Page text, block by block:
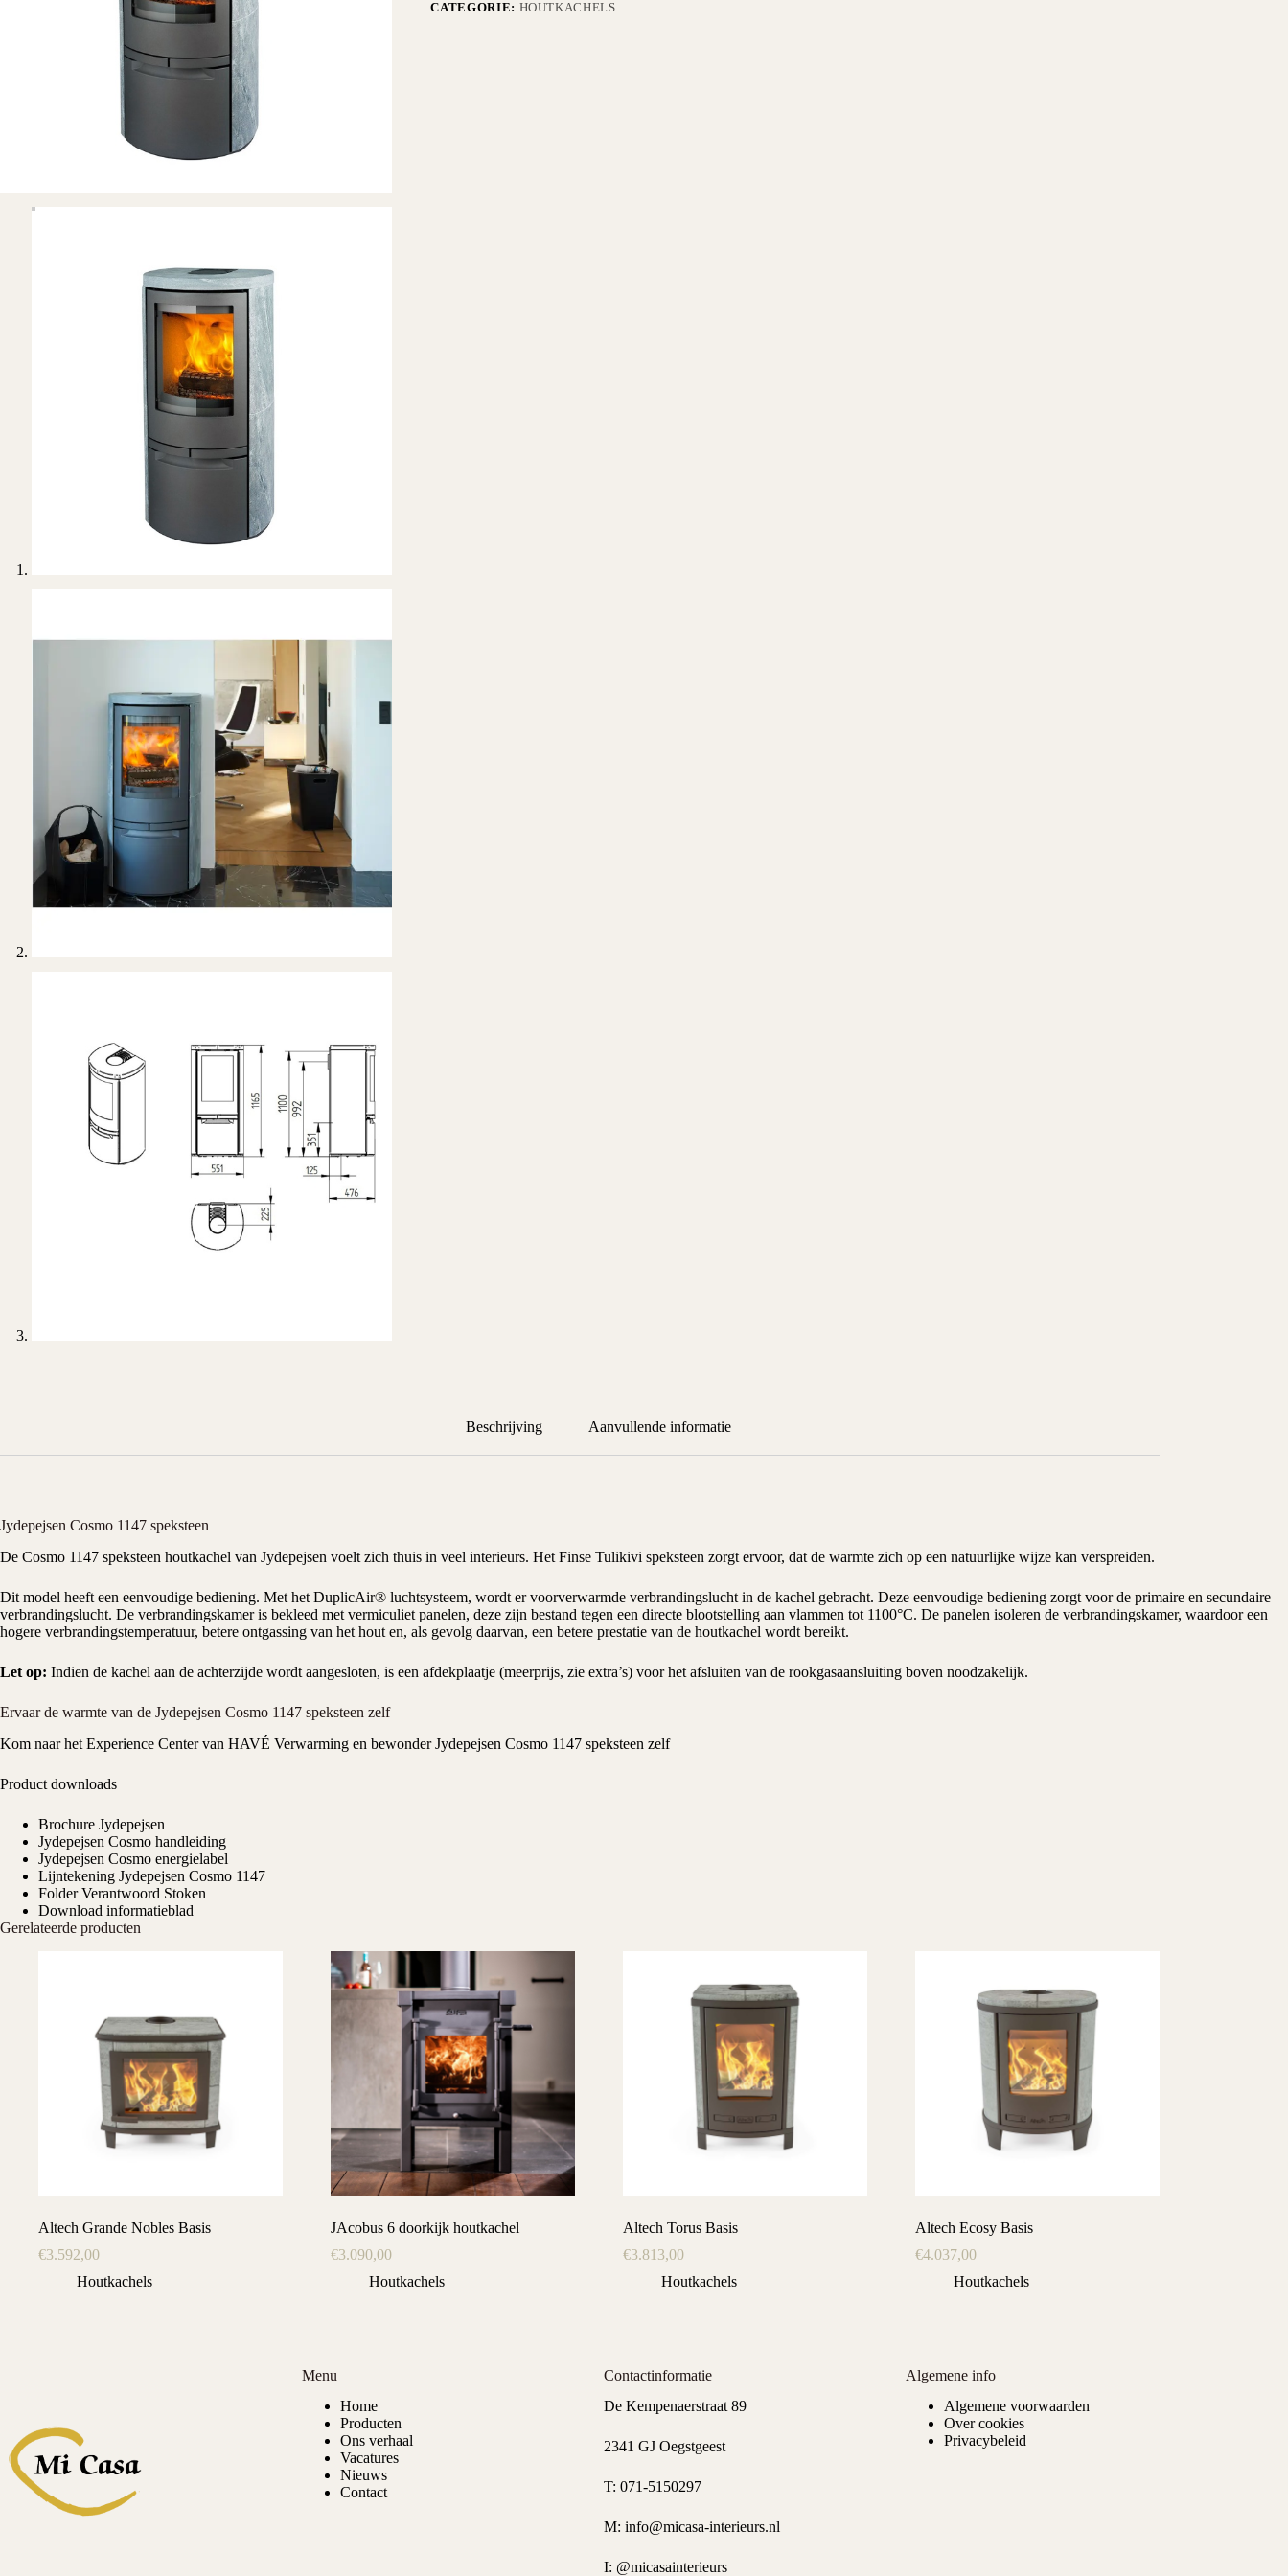
CATEGORIE: HOUTKACHELS
Beschrijving Aanvullende informatie
Jydepejsen Cosmo 1147 speksteen
De Cosmo 1147 speksteen houtkachel van Jydepejsen voelt zich thuis in veel interieurs. Het Finse Tulikivi speksteen zorgt ervoor, dat de warmte zich op een natuurlijke wijze kan verspreiden.
Dit model heeft een eenvoudige bediening. Met het DuplicAir® luchtsysteem, wordt er voorverwarmde verbrandingslucht in de kachel gebracht. Deze eenvoudige bediening zorgt voor de primaire en secundaire
verbrandingslucht. De verbrandingskamer is bekleed met vermiculiet panelen, deze zijn bestand tegen een directe blootstelling aan vlammen tot 1100°C. De panelen isoleren de verbrandingskamer, waardoor een
hogere verbrandingstemperatuur, betere ontgassing van het hout en, als gevolg daarvan, een betere prestatie van de houtkachel wordt bereikt.
Let op: Indien de kachel aan de achterzijde wordt aangesloten, is een afdekplaatje (meerprijs, zie extra’s) voor het afsluiten van de rookgasaansluiting boven noodzakelijk.
Ervaar de warmte van de Jydepejsen Cosmo 1147 speksteen zelf
Kom naar het Experience Centervan HAVÉ Verwarming en bewonder Jydepejsen Cosmo 1147 speksteen zelf
Product downloads
Brochure Jydepejsen
Jydepejsen Cosmo handleiding
Jydepejsen Cosmo energielabel
Lijntekening Jydepejsen Cosmo 1147
Folder Verantwoord Stoken
Download informatieblad
Gerelateerde producten
Altech Grande Nobles Basis
€3.592,00
Houtkachels
JAcobus 6 doorkijk houtkachel
€3.090,00
Houtkachels
Altech Torus Basis
€3.813,00
Houtkachels
Altech Ecosy Basis
€4.037,00
Houtkachels
Menu
Home
Producten
Ons verhaal
Vacatures
Nieuws
Contact
Contactinformatie
De Kempenaerstraat 89
2341 GJ Oegstgeest
T: 071-5150297
M: info@micasa-interieurs.nl
I: @micasainterieurs
Algemene info
Algemene voorwaarden
Over cookies
Privacybeleid